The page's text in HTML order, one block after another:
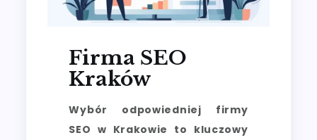
Firma SEO
Kraków
Wybór odpowiedniej firmy
SEO w Krakowie to kluczowy